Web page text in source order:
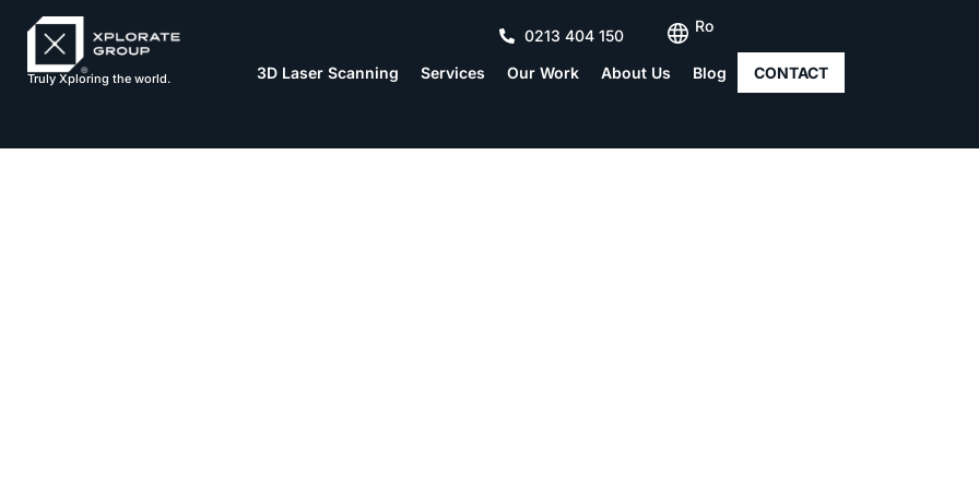
Truly Xploring the world.
0213 404 150
Ro
3D Laser Scanning Services Our Work About Us Blog CONTACT